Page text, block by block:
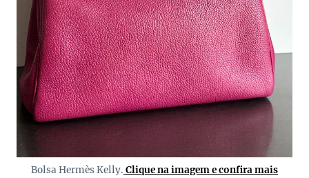
Bolsa Hermès Kelly. Clique na imagem e confira mais